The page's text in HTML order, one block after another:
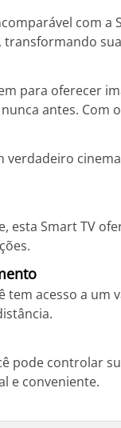
com a
transformando
para oferecer
antes.
verdadeiro
esta Smart TV
tem acesso a
pode controlar
e conveniente.